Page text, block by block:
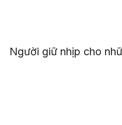
Người giữ nhịp cho